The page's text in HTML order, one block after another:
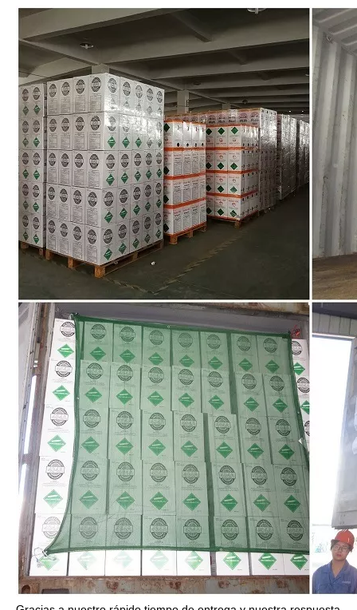
FRIOFLOR produce R410A en cilindros de 11,3 kg FRIOFLOR, fabricante chino de gas R438A